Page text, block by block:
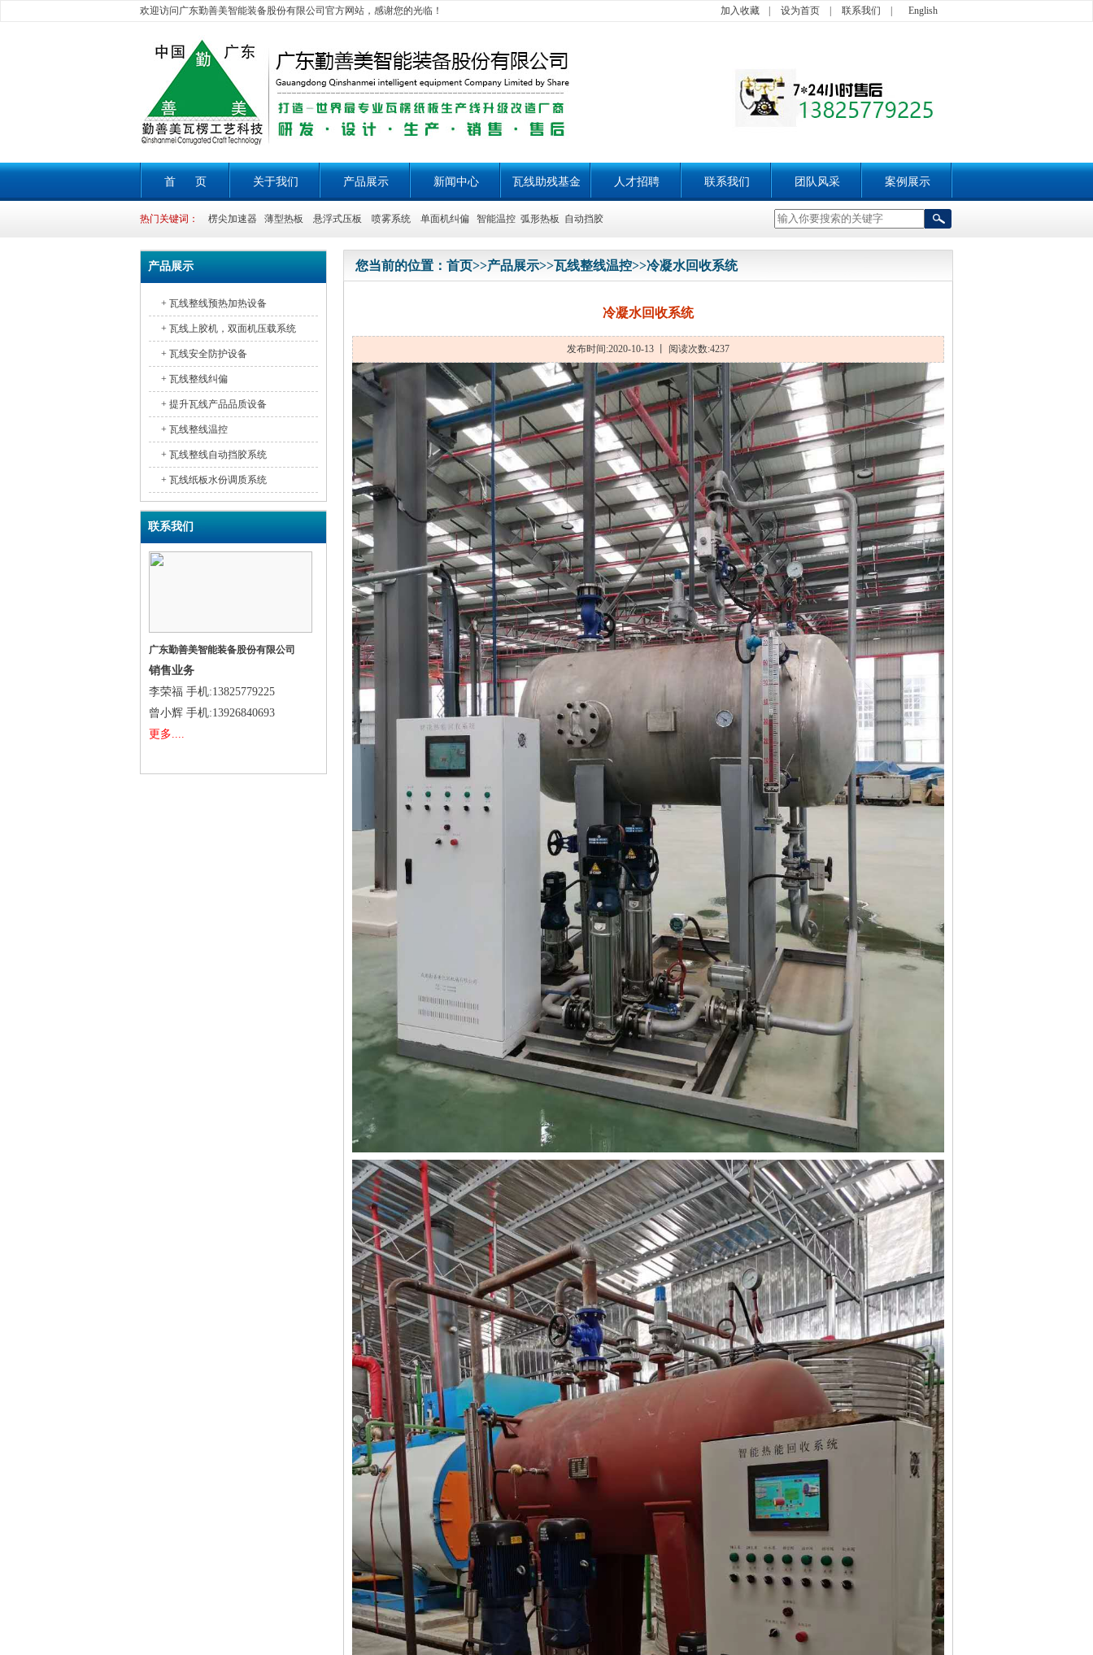
欢迎访问广东勤善美智能装备股份有限公司官方网站，感谢您的光临！ 加入收藏 设为首页 联系我们 English
首 页 关于我们 产品展示 新闻中心 瓦线助残基金 人才招聘 联系我们 团队风采 案例展示
热门关键词： 楞尖加速器 薄型热板 悬浮式压板 喷雾系统 单面机纠偏 智能温控 弧形热板 自动挡胶
产品展示
+ 瓦线整线预热加热设备
+ 瓦线上胶机，双面机压载系统
+ 瓦线安全防护设备
+ 瓦线整线纠偏
+ 提升瓦线产品品质设备
+ 瓦线整线温控
+ 瓦线整线自动挡胶系统
+ 瓦线纸板水份调质系统
联系我们
广东勤善美智能装备股份有限公司
销售业务
李荣福 手机:13825779225
曾小辉 手机:13926840693
更多....
您当前的位置： 首页>>产品展示>>瓦线整线温控>>冷凝水回收系统
冷凝水回收系统
发布时间:2020-10-13 丨 阅读次数:4237